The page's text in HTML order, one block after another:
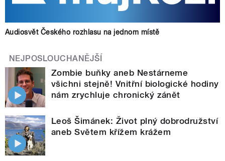
Audiosvět Českého rozhlasu na jednom místě
NEJPOSLOUCHANĚJŠÍ
Zombie buňky aneb Nestárneme
všichni stejně! Vnitřní biologické hodiny
nám zrychluje chronický zánět
Leoš Šimánek: Život plný dobrodružství
aneb Světem křížem krážem